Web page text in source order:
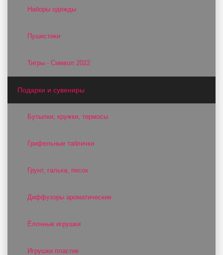
Наборы одежды
Пушистики
Тигры - Символ 2022
Подарки и сувениры
Бутылки, кружки, термосы
Грифельные таблички
Грунт, галька, песок
Диффузоры ароматические
Ёлочные игрушки
Игрушки пластик